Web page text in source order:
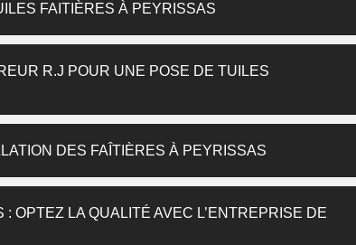
FAITIÈRES À PEYRISSAS
R.J POUR UNE POSE DE TUILES
DES FAÎTIÈRES À PEYRISSAS
OPTEZ LA QUALITÉ AVEC L’ENTREPRISE DE